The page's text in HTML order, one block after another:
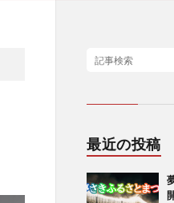
最近の投稿